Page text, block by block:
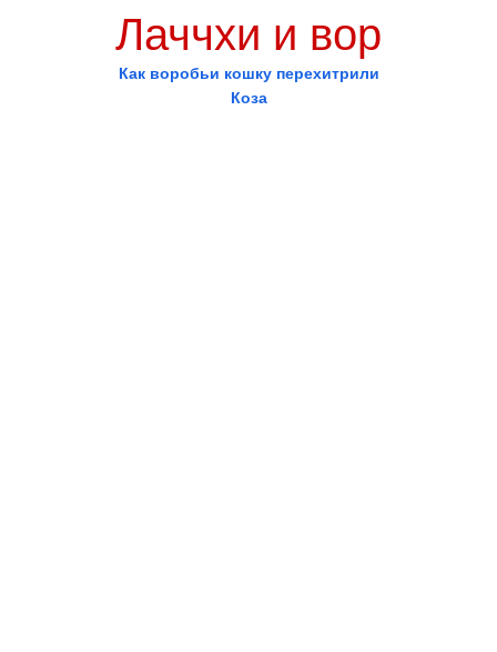
Лаччхи и вор
Как воробьи кошку перехитрили
Коза